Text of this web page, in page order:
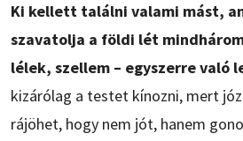
Ki kellett találni valami mást,
szavatolja a földi lét
lélek, szellem – egyszerre való
kizárólag a testet kínozni, mert
rájöhet, hogy nem jót, hanem